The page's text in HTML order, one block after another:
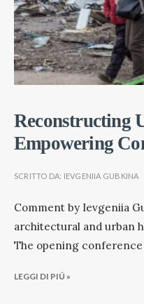
Reconstructing
Empowering
SCRITTO DA: IEVGENIIA GUBKINA
Comment by Ievgeniia
architectural and urban
The opening
LEGGI DI PIÚ »